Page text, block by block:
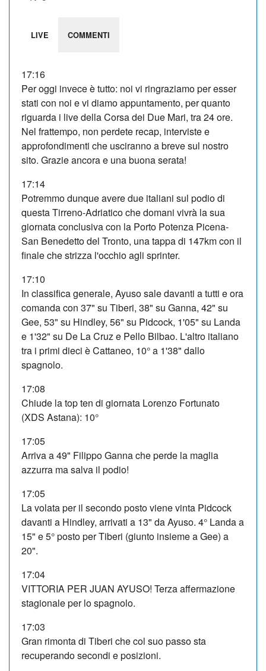
LIVE COMMENTI
17:16
Per oggi invece è tutto: noi vi ringraziamo per esser
stati con noi e vi diamo appuntamento, per quanto
riguarda i live della Corsa dei Due Mari, tra 24 ore.
Nel frattempo, non perdete recap, interviste e
approfondimenti che usciranno a breve sul nostro
sito. Grazie ancora e una buona serata!
17:14
Potremmo dunque avere due italiani sul podio di
questa Tirreno-Adriatico che domani vivrà la sua
giornata conclusiva con la Porto Potenza Picena-
San Benedetto del Tronto, una tappa di 147km con il
finale che strizza l'occhio agli sprinter.
17:10
In classifica generale, Ayuso sale davanti a tutti e ora
comanda con 37" su Tiberi, 38" su Ganna, 42" su
Gee, 53" su Hindley, 56" su Pidcock, 1'05" su Landa
e 1'32" su De La Cruz e Pello Bilbao. L'altro italiano
tra i primi dieci è Cattaneo, 10° a 1'38" dallo
spagnolo.
17:08
Chiude la top ten di giornata Lorenzo Fortunato
(XDS Astana): 10°
17:05
Arriva a 49" Filippo Ganna che perde la maglia
azzurra ma salva il podio!
17:05
La volata per il secondo posto viene vinta Pidcock
davanti a Hindley, arrivati a 13" da Ayuso. 4° Landa a
15" e 5° posto per Tiberi (giunto insieme a Gee) a
20".
17:04
VITTORIA PER JUAN AYUSO! Terza affermazione
stagionale per lo spagnolo.
17:03
Gran rimonta di Tiberi che col suo passo sta
recuperando secondi e posizioni.